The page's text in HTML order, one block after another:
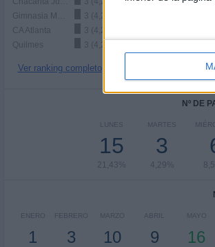
3 (4,29%)
CA Atlanta
3 (4,29%)
Quilmes
3 (4,29%)
Ver ranking completo
Nº DE
LUNES
15
21,43%
MARTES
3
4,29%
ENERO
1
FEBRERO
3
MARZO
10
ABRIL
9
MAYO
16